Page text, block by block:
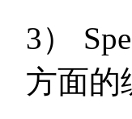
3）
方面的